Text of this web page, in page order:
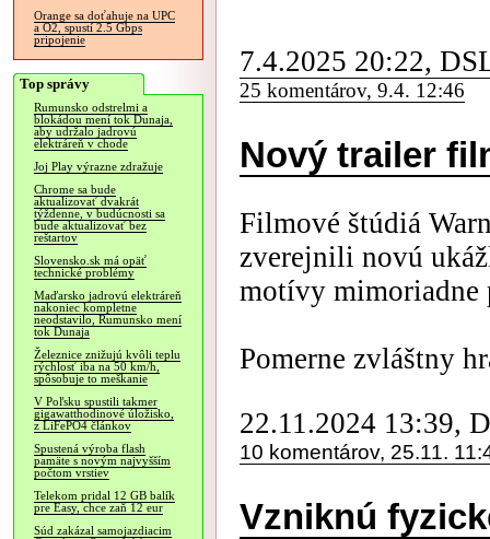
Orange sa doťahuje na UPC
a O2, spustí 2.5 Gbps
pripojenie
Top správy
Rumunsko odstrelmi a
blokádou mení tok Dunaja,
aby udržalo jadrovú
elektráreň v chode
Joj Play výrazne zdražuje
Chrome sa bude
aktualizovať dvakrát
týždenne, v budúcnosti sa
bude aktualizovať bez
reštartov
Slovensko.sk má opäť
technické problémy
Maďarsko jadrovú elektráreň
nakoniec kompletne
neodstavilo, Rumunsko mení
tok Dunaja
Železnice znižujú kvôli teplu
rýchlosť iba na 50 km/h,
spôsobuje to meškanie
V Poľsku spustili takmer
gigawatthodinové úložisko,
z LiFePO4 článkov
Spustená výroba flash
pamäte s novým najvyšším
počtom vrstiev
Telekom pridal 12 GB balík
pre Easy, chce zaň 12 eur
Súd zakázal samojazdiacim
7.4.2025 20:22,
25 komentárov, 9.4. 12:46
Nový trailer
Filmové štúdiá
zverejnili novú
motívy mimoriadne
Pomerne zvláštny
22.11.2024 13:39,
10 komentárov, 25.11.
Vzniknú